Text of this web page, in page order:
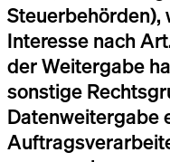
Steuerbehörden),
Interesse nach
der Weitergabe
sonstige
Datenweitergabe